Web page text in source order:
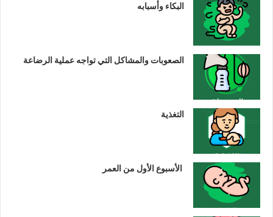
البكاء وأسبابه
الصعوبات والمشاكل التي تواجه عملية الرضاعة
التغذية
الأسبوع الأول من العمر